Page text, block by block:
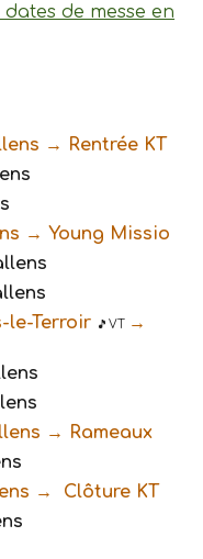
de messe en
→ Rentrée KT
→Young Missio
le-Terroir 🎵VT
→
→ Rameaux
→ Clôture KT